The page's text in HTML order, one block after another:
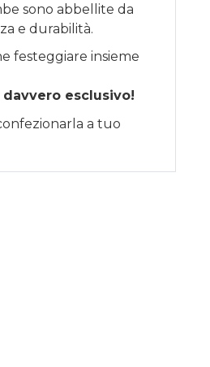
sono abbellite da
e durabilità.
festeggiare insieme
esclusivo!
a tuo